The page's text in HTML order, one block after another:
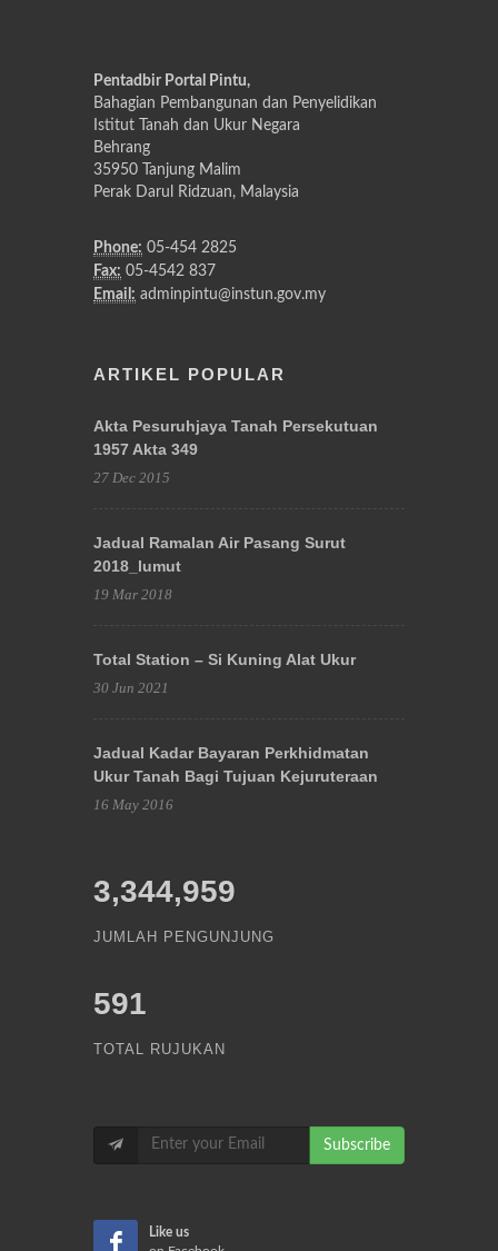
Pentadbir Portal Pintu,
Bahagian Pembangunan dan Penyelidikan
Istitut Tanah dan Ukur Negara
Behrang
35950 Tanjung Malim
Perak Darul Ridzuan, Malaysia
Phone: 05-454 2825
Fax: 05-4542 837
Email: adminpintu@instun.gov.my
ARTIKEL POPULAR
Akta Pesuruhjaya Tanah Persekutuan
1957 Akta 349
27 Dec 2015
Jadual Ramalan Air Pasang Surut
2018_lumut
19 Mar 2018
Total Station – Si Kuning Alat Ukur
30 Jun 2021
Jadual Kadar Bayaran Perkhidmatan
Ukur Tanah Bagi Tujuan Kejuruteraan
16 May 2016
3,344,959
JUMLAH PENGUNJUNG
591
TOTAL RUJUKAN
Subscribe
Like us